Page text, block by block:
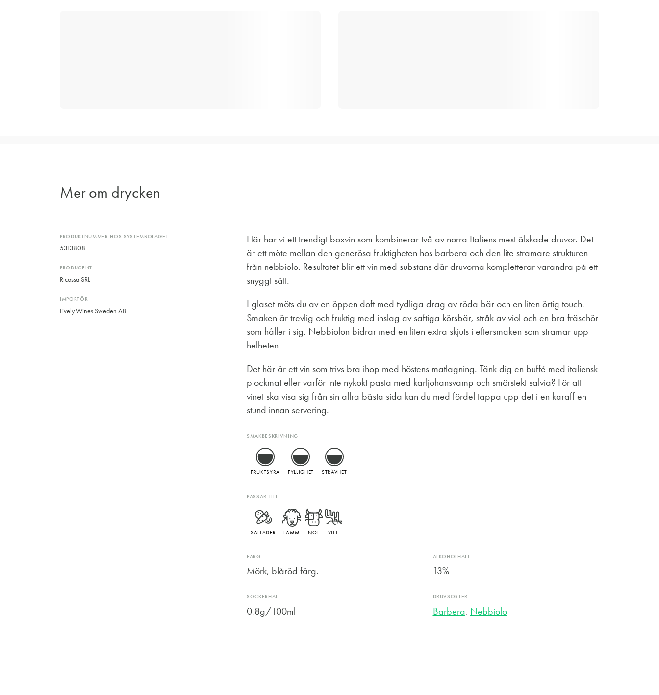
Mer om drycken
PRODUKTNUMMER HOS SYSTEMBOLAGET
5313808
PRODUCENT
Ricossa SRL
IMPORTÖR
Lively Wines Sweden AB
Här har vi ett trendigt boxvin som kombinerar två av norra Italiens mest älskade druvor. Det
är ett möte mellan den generösa fruktigheten hos barbera och den lite stramare strukturen
från nebbiolo. Resultatet blir ett vin med substans där druvorna kompletterar varandra på ett
snyggt sätt.
I glaset möts du av en öppen doft med tydliga drag av röda bär och en liten örtig touch.
Smaken är trevlig och fruktig med inslag av saftiga körsbär, stråk av viol och en bra fräschör
som håller i sig. Nebbiolon bidrar med en liten extra skjuts i eftersmaken som stramar upp
helheten.
Det här är ett vin som trivs bra ihop med höstens matlagning. Tänk dig en buffé med italiensk
plockmat eller varför inte nykokt pasta med karljohansvamp och smörstekt salvia? För att
vinet ska visa sig från sin allra bästa sida kan du med fördel tappa upp det i en karaff en
stund innan servering.
SMAKBESKRIVNING
FRUKTSYRA FYLLIGHET STRÄVHET
PASSAR TILL
SALLADER LAMM NÖT VILT
FÄRG
Mörk, blåröd färg.
ALKOHOLHALT
13%
SOCKERHALT
0.8g/100ml
DRUVSORTER
Barbera, Nebbiolo